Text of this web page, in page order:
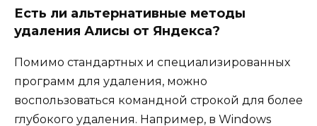
Есть ли альтернативные методы
удаления Алисы от Яндекса?
Помимо стандартных и специализированных
программ для удаления, можно
воспользоваться командной строкой для более
глубокого удаления. Например, в Windows